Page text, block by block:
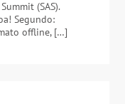
(SAS).
Segundo:
offline, […]